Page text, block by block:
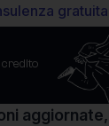
gratuita